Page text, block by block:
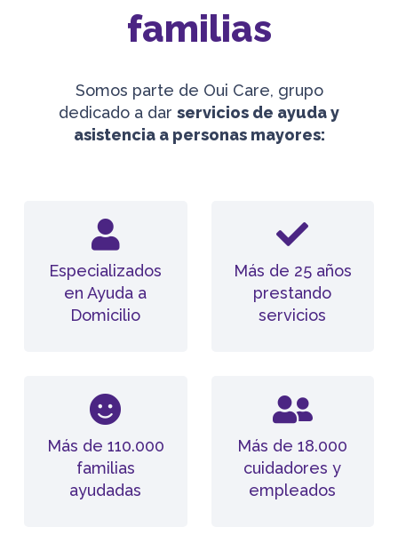
familias
Somos parte de Oui Care, grupo
dedicado a dar servicios de ayuda y
asistencia a personas mayores:
Especializados
en Ayuda a
Domicilio
Más de 25 años
prestando
servicios
Más de 110.000
familias
ayudadas
Más de 18.000
cuidadores y
empleados